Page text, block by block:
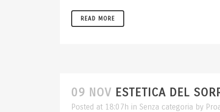
READ MORE
09 NOV ESTETICA DEL
Posted at 18:07h in Senza categoria by